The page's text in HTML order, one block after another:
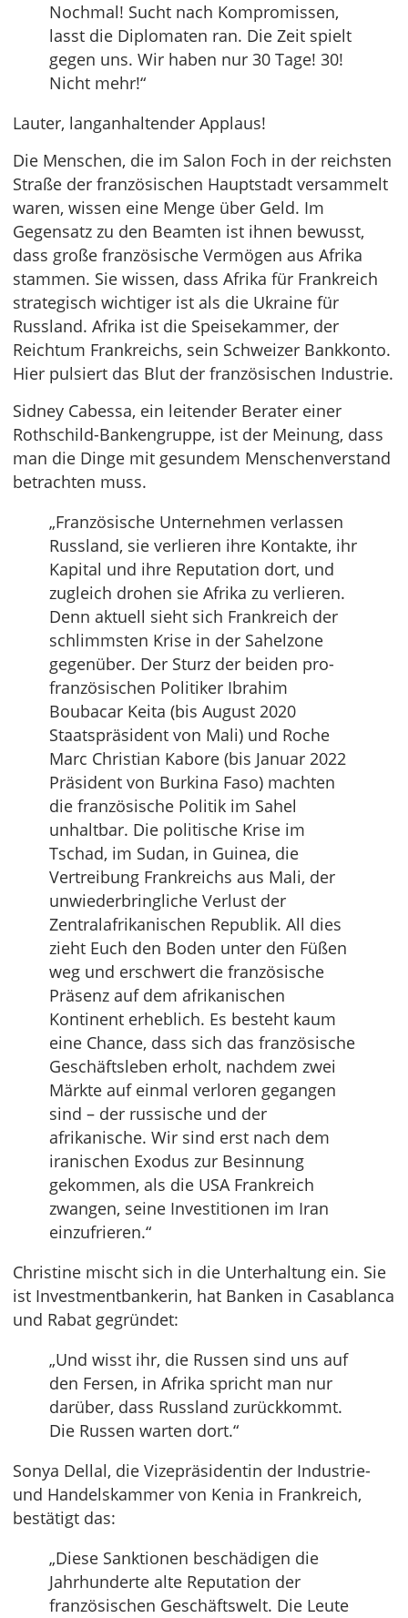
Nochmal! Sucht nach Kompromissen,
lasst die Diplomaten ran. Die Zeit spielt
gegen uns. Wir haben nur 30 Tage! 30!
Nicht mehr!“
Lauter, langanhaltender Applaus!
Die Menschen, die im Salon Foch in der reichsten
Straße der französischen Hauptstadt versammelt
waren, wissen eine Menge über Geld. Im
Gegensatz zu den Beamten ist ihnen bewusst,
dass große französische Vermögen aus Afrika
stammen. Sie wissen, dass Afrika für Frankreich
strategisch wichtiger ist als die Ukraine für
Russland. Afrika ist die Speisekammer, der
Reichtum Frankreichs, sein Schweizer Bankkonto.
Hier pulsiert das Blut der französischen Industrie.
Sidney Cabessa, ein leitender Berater einer
Rothschild-Bankengruppe, ist der Meinung, dass
man die Dinge mit gesundem Menschenverstand
betrachten muss.
„Französische Unternehmen verlassen
Russland, sie verlieren ihre Kontakte, ihr
Kapital und ihre Reputation dort, und
zugleich drohen sie Afrika zu verlieren.
Denn aktuell sieht sich Frankreich der
schlimmsten Krise in der Sahelzone
gegenüber. Der Sturz der beiden pro-
französischen Politiker Ibrahim
Boubacar Keita (bis August 2020
Staatspräsident von Mali) und Roche
Marc Christian Kabore (bis Januar 2022
Präsident von Burkina Faso) machten
die französische Politik im Sahel
unhaltbar. Die politische Krise im
Tschad, im Sudan, in Guinea, die
Vertreibung Frankreichs aus Mali, der
unwiederbringliche Verlust der
Zentralafrikanischen Republik. All dies
zieht Euch den Boden unter den Füßen
weg und erschwert die französische
Präsenz auf dem afrikanischen
Kontinent erheblich. Es besteht kaum
eine Chance, dass sich das französische
Geschäftsleben erholt, nachdem zwei
Märkte auf einmal verloren gegangen
sind – der russische und der
afrikanische. Wir sind erst nach dem
iranischen Exodus zur Besinnung
gekommen, als die USA Frankreich
zwangen, seine Investitionen im Iran
einzufrieren.“
Christine mischt sich in die Unterhaltung ein. Sie
ist Investmentbankerin, hat Banken in Casablanca
und Rabat gegründet:
„Und wisst ihr, die Russen sind uns auf
den Fersen, in Afrika spricht man nur
darüber, dass Russland zurückkommt.
Die Russen warten dort.“
Sonya Dellal, die Vizepräsidentin der Industrie-
und Handelskammer von Kenia in Frankreich,
bestätigt das:
„Diese Sanktionen beschädigen die
Jahrhunderte alte Reputation der
französischen Geschäftswelt. Die Leute